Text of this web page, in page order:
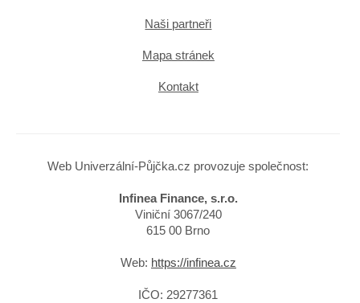
Naši partneři
Mapa stránek
Kontakt
Web Univerzální-Půjčka.cz provozuje společnost:
Infinea Finance, s.r.o.
Viniční 3067/240
615 00 Brno
Web: https://infinea.cz
IČO: 29277361